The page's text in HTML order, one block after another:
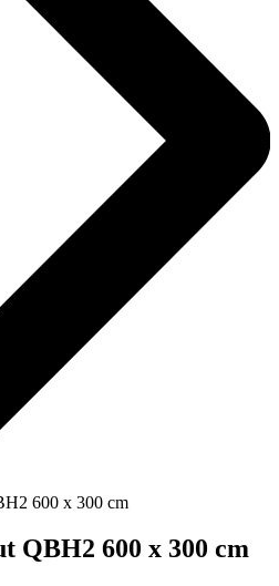
600 x 300 cm
QBH2 600 x 300 cm